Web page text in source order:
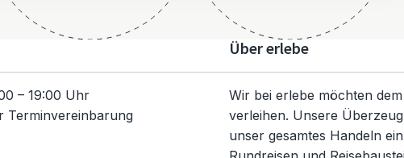
– 19:00 Uhr
Terminvereinbarung
Über erlebe
Wir bei erlebe möchten
verleihen. Unsere
unser gesamtes Handeln